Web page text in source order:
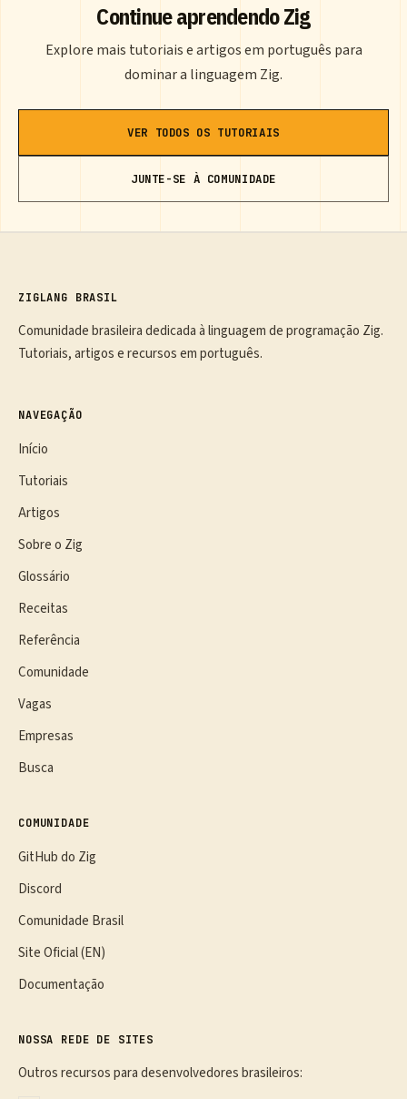
Continue aprendendo Zig
Explore mais tutoriais e artigos em português para
dominar a linguagem Zig.
VER TODOS OS TUTORIAIS
JUNTE-SE À COMUNIDADE
ZIGLANG BRASIL
Comunidade brasileira dedicada à linguagem de programação Zig.
Tutoriais, artigos e recursos em português.
NAVEGAÇÃO
Início
Tutoriais
Artigos
Sobre o Zig
Glossário
Receitas
Referência
Comunidade
Vagas
Empresas
Busca
COMUNIDADE
GitHub do Zig
Discord
Comunidade Brasil
Site Oficial (EN)
Documentação
NOSSA REDE DE SITES
Outros recursos para desenvolvedores brasileiros: